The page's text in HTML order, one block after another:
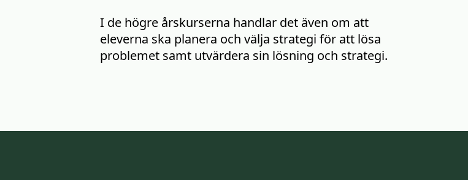
I de högre årskurserna handlar det även om att
eleverna ska planera och välja strategi för att lösa
problemet samt utvärdera sin lösning och strategi.